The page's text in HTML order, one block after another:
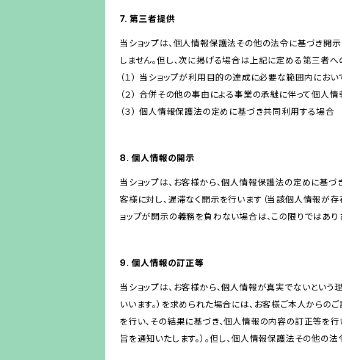
7. 第三者提供
当ショップは、個人情報保護法その他の法令に基づき開
しません。但し、次に掲げる場合は上記に定める第三者へ
（１） 当ショップが利用目的の達成に必要な範囲内に
（２） 合併その他の事由による事業の承継に伴って個人
（３） 個人情報保護法の定めに基づき共同利用する場合
8. 個人情報の開示
当ショップは、お客様から、個人情報保護法の定めに基
客様に対し、遅滞なく開示を行います（当該個人情報が存
ョップが開示の義務を負わない場合は、この限りではあり
9. 個人情報の訂正等
当ショップは、お客様から、個人情報が真実でないとい
いいます。）を求められた場合には、お客様ご本人から
を行い、その結果に基づき、個人情報の内容の訂正等を
旨を通知いたします。）。但し、個人情報保護法その他の